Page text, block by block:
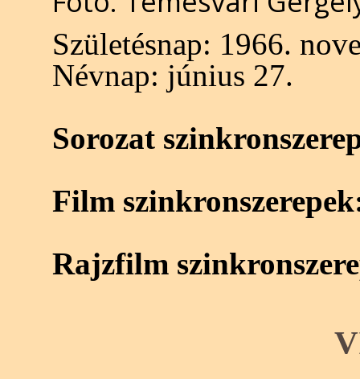
Születésnap: 1966.
Névnap: június 27.
Sorozat
Film
Rajzfilm